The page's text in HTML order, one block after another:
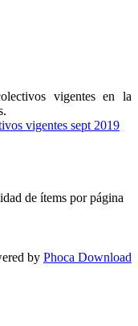
vigentes en la
vigentes sept 2019
de ítems por página
by Phoca Download